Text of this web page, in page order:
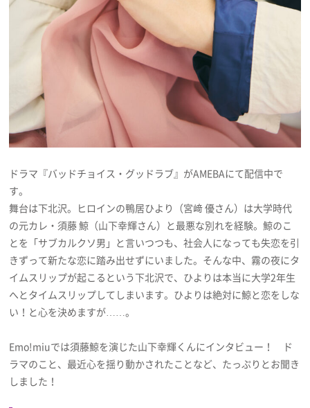
プライバシーポリシー
利用規約
お問い合わせ
ドラマ『バッドチョイス・グッドラブ』がAMEBAにて配信中で
す。
舞台は下北沢。ヒロインの鴨居ひより（宮﨑 優さん）は大学時代
の元カレ・須藤 鯨（山下幸輝さん）と最悪な別れを経験。鯨のこ
とを「サブカルクソ男」と言いつつも、社会人になっても失恋を引
きずって新たな恋に踏み出せずにいました。そんな中、霧の夜にタ
イムスリップが起こるという下北沢で、ひよりは本当に大学2年生
へとタイムスリップしてしまいます。ひよりは絶対に鯨と恋をしな
い！と心を決めますが……。
Emo!miuでは須藤鯨を演じた山下幸輝くんにインタビュー！ ド
ラマのこと、最近心を揺り動かされたことなど、たっぷりとお聞き
しました！